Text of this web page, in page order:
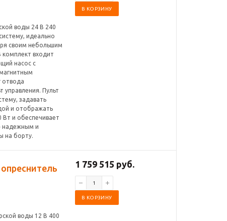
воды 24 В 240
идеально
своим небольшим
входит
насос с
отвода
управления. Пульт
задавать
и отображать
и обеспечивает
надежным и
на борту.
В КОРЗИНУ
воды 12 В 400
1 759 515 руб.
В КОРЗИНУ